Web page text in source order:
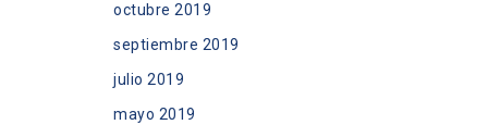
octubre 2019
septiembre 2019
julio 2019
mayo 2019